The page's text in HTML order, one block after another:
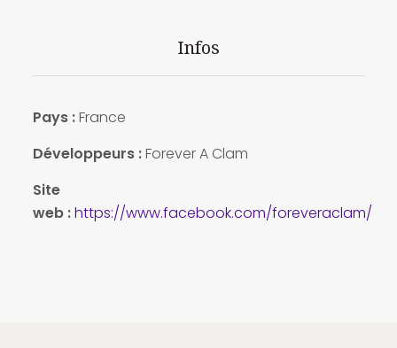
Infos
Pays :France
Développeurs :Forever A Clam
Site
web :https://www.facebook.com/foreveraclam/